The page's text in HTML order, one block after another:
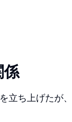
係
立ち上げたが